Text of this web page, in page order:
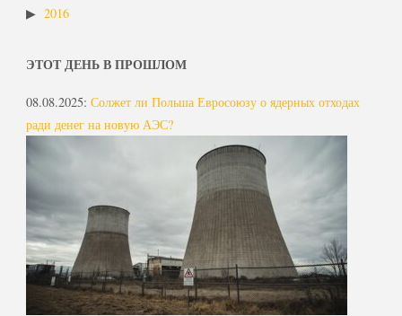
2016
ЭТОТ ДЕНЬ В ПРОШЛОМ
08.08.2025: Солжет ли Польша Евросоюзу о ядерных отходах
ради денег на новую АЭС?